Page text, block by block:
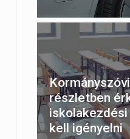
részletben
kell igényelni